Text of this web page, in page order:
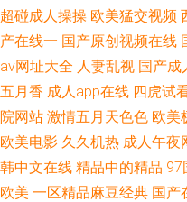
载 91免费网页链接 91精品999 性
产传媒三级AV 欧美日韩另类另类
片 日韩传媒性爱 国产日日夜夜
素人人妻 伊人精品视频 91大神
超碰成人操操 欧美猛交视频
产在线一 国产原创视频在线
av网址大全 人妻乱视 国产成
五月香 成人app在线 四虎试
院网站 激情五月天色色 欧美
欧美电影 久久机热 成人午夜
韩中文在线 精品中的精品 97
欧美 一区精品麻豆经典 国产